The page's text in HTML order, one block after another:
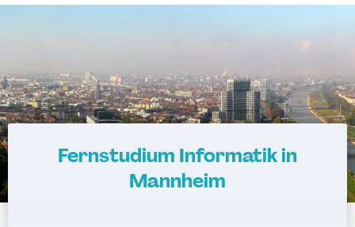
Fernstudium Informatik in
Mannheim